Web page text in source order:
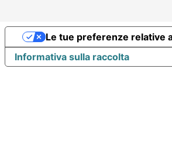
Informativa sulla raccolta
Le tue preferenze relative